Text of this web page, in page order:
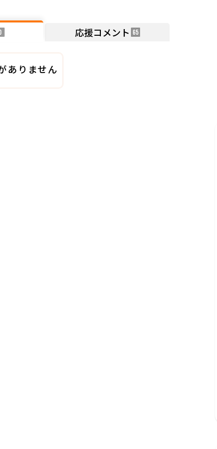
応援コメント 65
ありません